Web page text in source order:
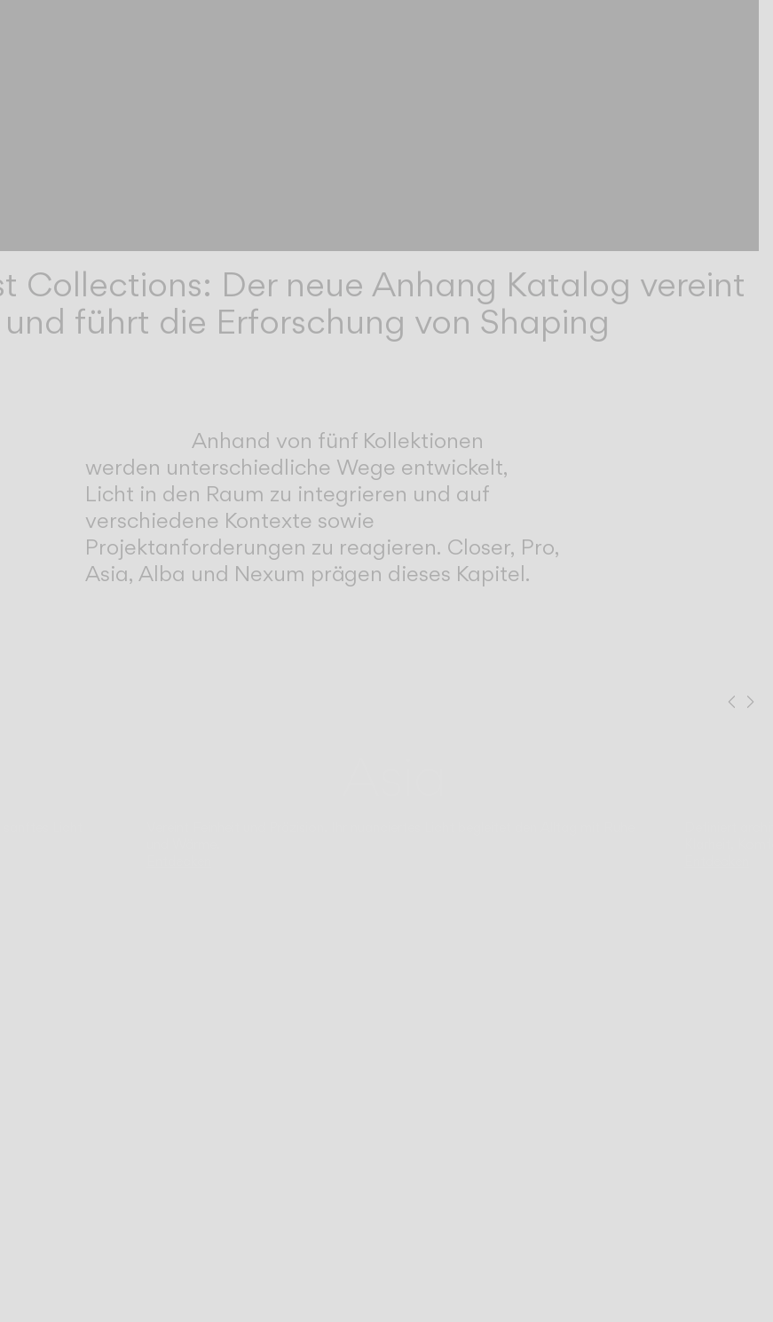
Collections: Der neue Anhang Katalog vereint
führt die Erforschung von Shaping
Anhand von fünf Kollektionen
werden unterschiedliche Wege entwickelt,
Licht in den Raum zu integrieren und auf
verschiedene Kontexte sowie
Projektanforderungen zu reagieren. Closer, Pro,
Asia, Alba und Nexum prägen dieses Kapitel.